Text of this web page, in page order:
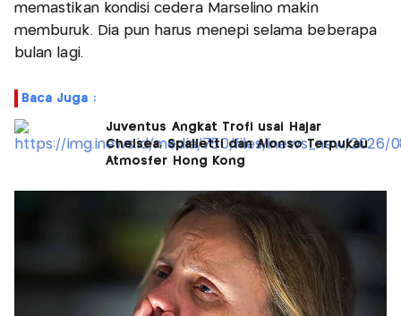
memastikan kondisi cedera Marselino makin
memburuk. Dia pun harus menepi selama beberapa
bulan lagi.
Baca Juga :
Juventus Angkat Trofi usai Hajar
Chelsea, Spalletti dan Alonso Terpukau
Atmosfer Hong Kong